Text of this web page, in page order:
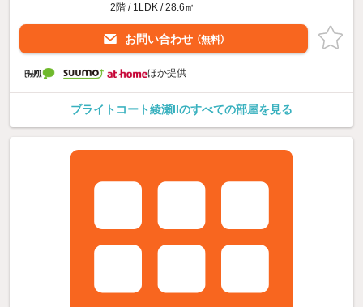
2階 / 1LDK / 28.6㎡
お問い合わせ （無料）
ほか提供
ブライトコート綾瀬IIのすべての部屋を見る